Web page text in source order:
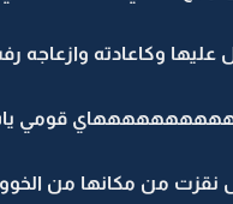
عليها وكاعادته
قومي
من مكانها من